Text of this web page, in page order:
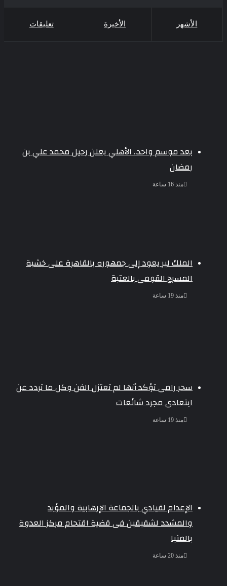
الأشهر الأخيرة تعليقات
بعد موسم واحد.. الأهلي يعلن رحيل محمد علي بن
رمضان
منذ 16 ساعة
الملك لير يعود إلى جمهوره بالقاهرة على خشبة
المسرح القومى بالعتبة
منذ 19 ساعة
سحر رامى تؤكد أنها لم تعتزل الفن وكل ما تردد عن
ابتعادى مجرد شائعات
منذ 19 ساعة
الإعدام لقيادي بالجماعة الإرهابية والمؤبد
والمشدد لشقيقين فى قضية اقتحام مركز العدوة
بالمنيا
منذ 20 ساعة